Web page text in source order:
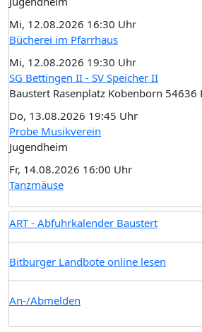
Mi, 12.08.2026 16:30 Uhr
Bücherei im Pfarrhaus
Mi, 12.08.2026 19:30 Uhr
SG Bettingen II - SV Speicher II
Baustert Rasenplatz Kobenborn 54636
Do, 13.08.2026 19:45 Uhr
Probe Musikverein
Jugendheim
Fr, 14.08.2026 16:00 Uhr
Tanzmäuse
ART - Abfuhrkalender Baustert
Bitburger Landbote online lesen
An-/Abmelden